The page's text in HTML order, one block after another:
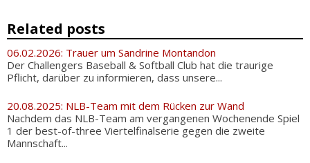
Related posts
06.02.2026: Trauer um Sandrine Montandon
Der Challengers Baseball & Softball Club hat die traurige
Pflicht, darüber zu informieren, dass unsere...
20.08.2025: NLB-Team mit dem Rücken zur Wand
Nachdem das NLB-Team am vergangenen Wochenende Spiel
1 der best-of-three Viertelfinalserie gegen die zweite
Mannschaft...